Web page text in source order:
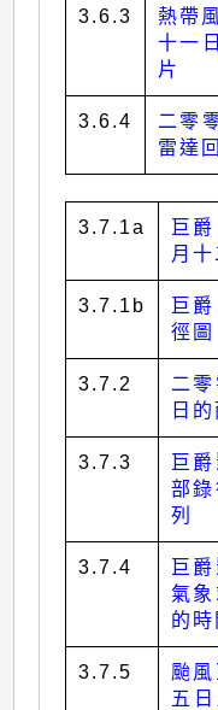
3.6.3
熱帶
十一
片
3.6.4
二零
雷達
3.7.1a
巨
月
3.7.1b
巨
徑圖
3.7.2
二
日
3.7.3
巨
部
列
3.7.4
巨
氣
的時
3.7.5
颱
五